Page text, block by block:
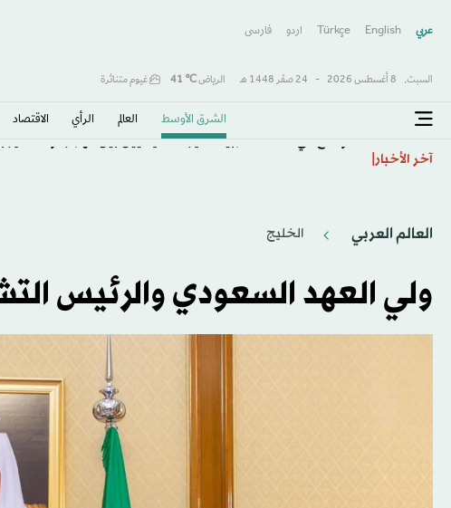
عربي English
Türkçe اردو فارسى
السبت, 8 أغسطس 2026 - 24 صفَر 1448 هـ الرياض℃
41 غيوم متناثرة
الشرق الأوسط​ العالم الرأي الاقتصاد
آخر الأخبار
العالم العربي الخليج
ولي العهد السعودي والرئيس